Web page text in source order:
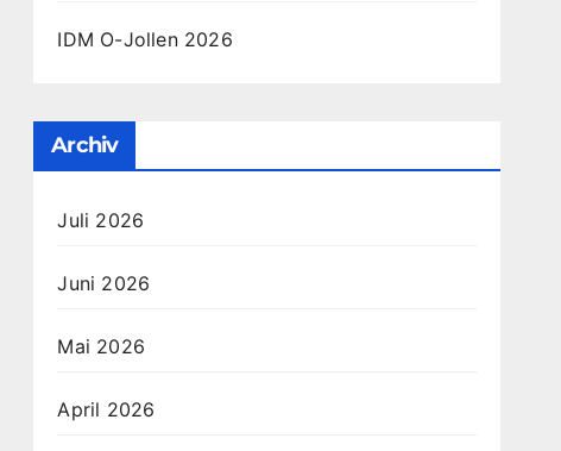
IDM O-Jollen 2026
Archiv
Juli 2026
Juni 2026
Mai 2026
April 2026